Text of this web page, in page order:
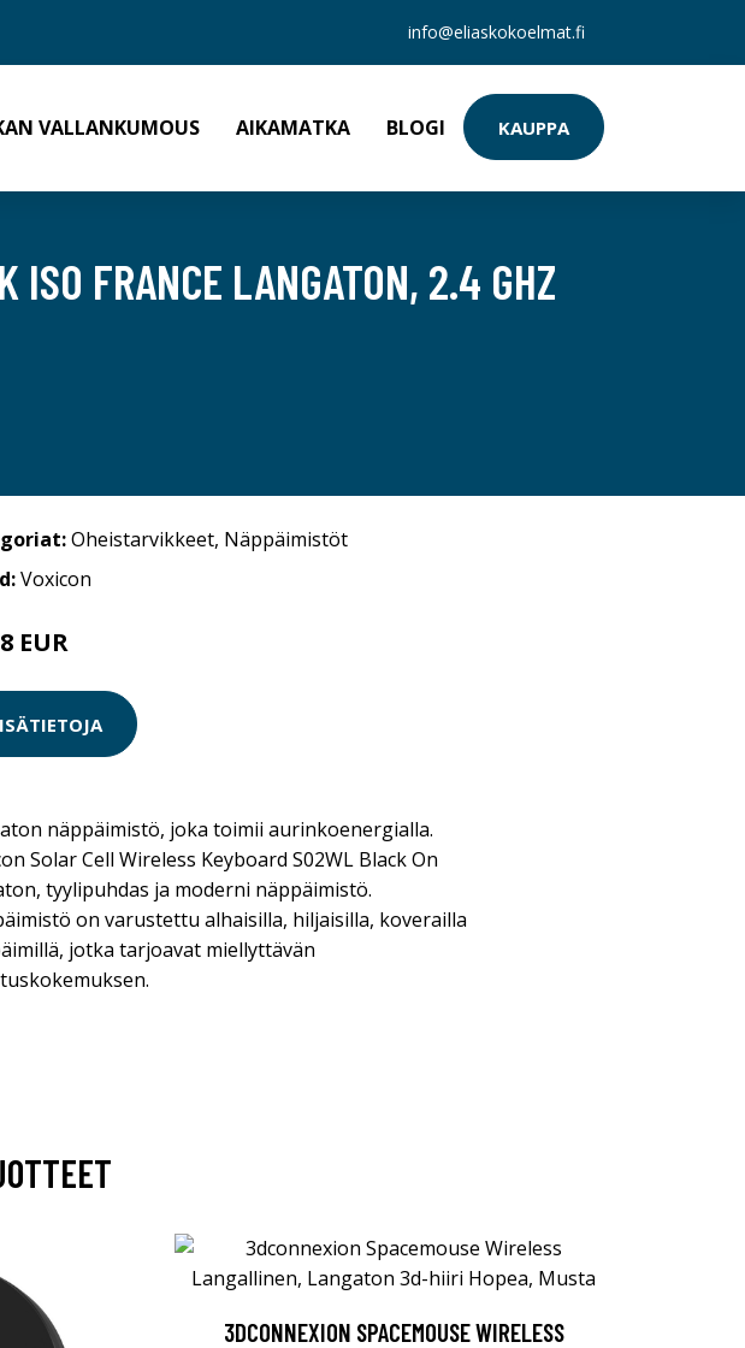
info@eliaskokoelmat.fi
VALLANKUMOUS AIKAMATKA BLOGI KAUPPA
ISO FRANCE LANGATON, 2.4 GHZ
Oheistarvikkeet, Näppäimistöt
Voxicon
EUR
näppäimistö, joka toimii aurinkoenergialla.
Solar Cell Wireless Keyboard S02WL Black On
tyylipuhdas ja moderni näppäimistö.
on varustettu alhaisilla, hiljaisilla, koverailla
jotka tarjoavat miellyttävän
3DCONNEXION SPACEMOUSE WIRELESS